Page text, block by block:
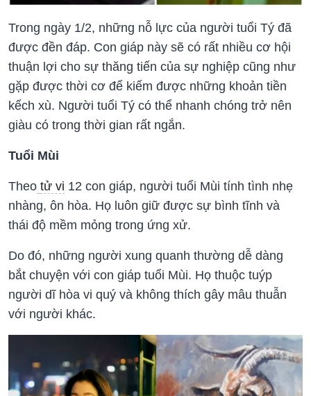
Trong ngày 1/2, những nỗ lực của người tuổi Tý đã
được đền đáp. Con giáp này sẽ có rất nhiều cơ hội
thuận lợi cho sự thăng tiến của sự nghiệp cũng như
gặp được thời cơ để kiếm được những khoản tiền
kếch xù. Người tuổi Tý có thể nhanh chóng trở nên
giàu có trong thời gian rất ngắn.
Tuổi Mùi
Theo tử vi 12 con giáp, người tuổi Mùi tính tình nhẹ
nhàng, ôn hòa. Họ luôn giữ được sự bình tĩnh và
thái độ mềm mỏng trong ứng xử.
Do đó, những người xung quanh thường dễ dàng
bắt chuyện với con giáp tuổi Mùi. Họ thuộc tuýp
người dĩ hòa vi quý và không thích gây mâu thuẫn
với người khác.